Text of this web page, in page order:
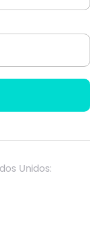
Unidos: